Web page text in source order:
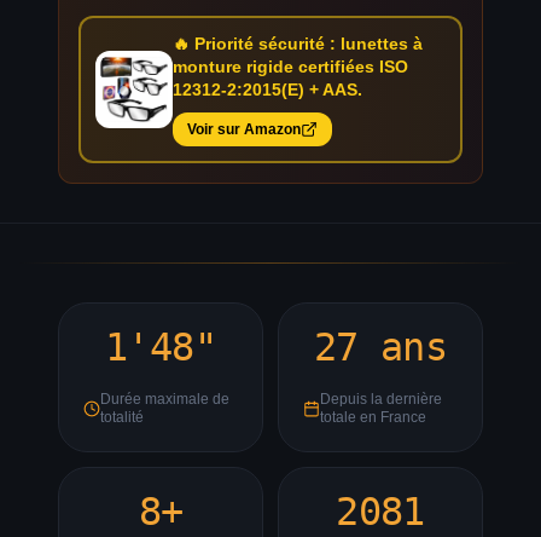
🔥 Priorité sécurité : lunettes à
monture rigide certifiées ISO
12312-2:2015(E) + AAS.
Voir sur Amazon
1'48"
Durée maximale de
totalité
27 ans
Depuis la dernière
totale en France
8+ 2081